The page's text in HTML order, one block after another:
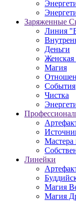
Заряженные
Линия
Деньги
Магия
События
Чистка
Линейки
Магия
Магия